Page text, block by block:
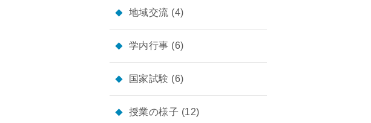
地域交流 (4)
学内行事 (6)
国家試験 (6)
授業の様子 (12)